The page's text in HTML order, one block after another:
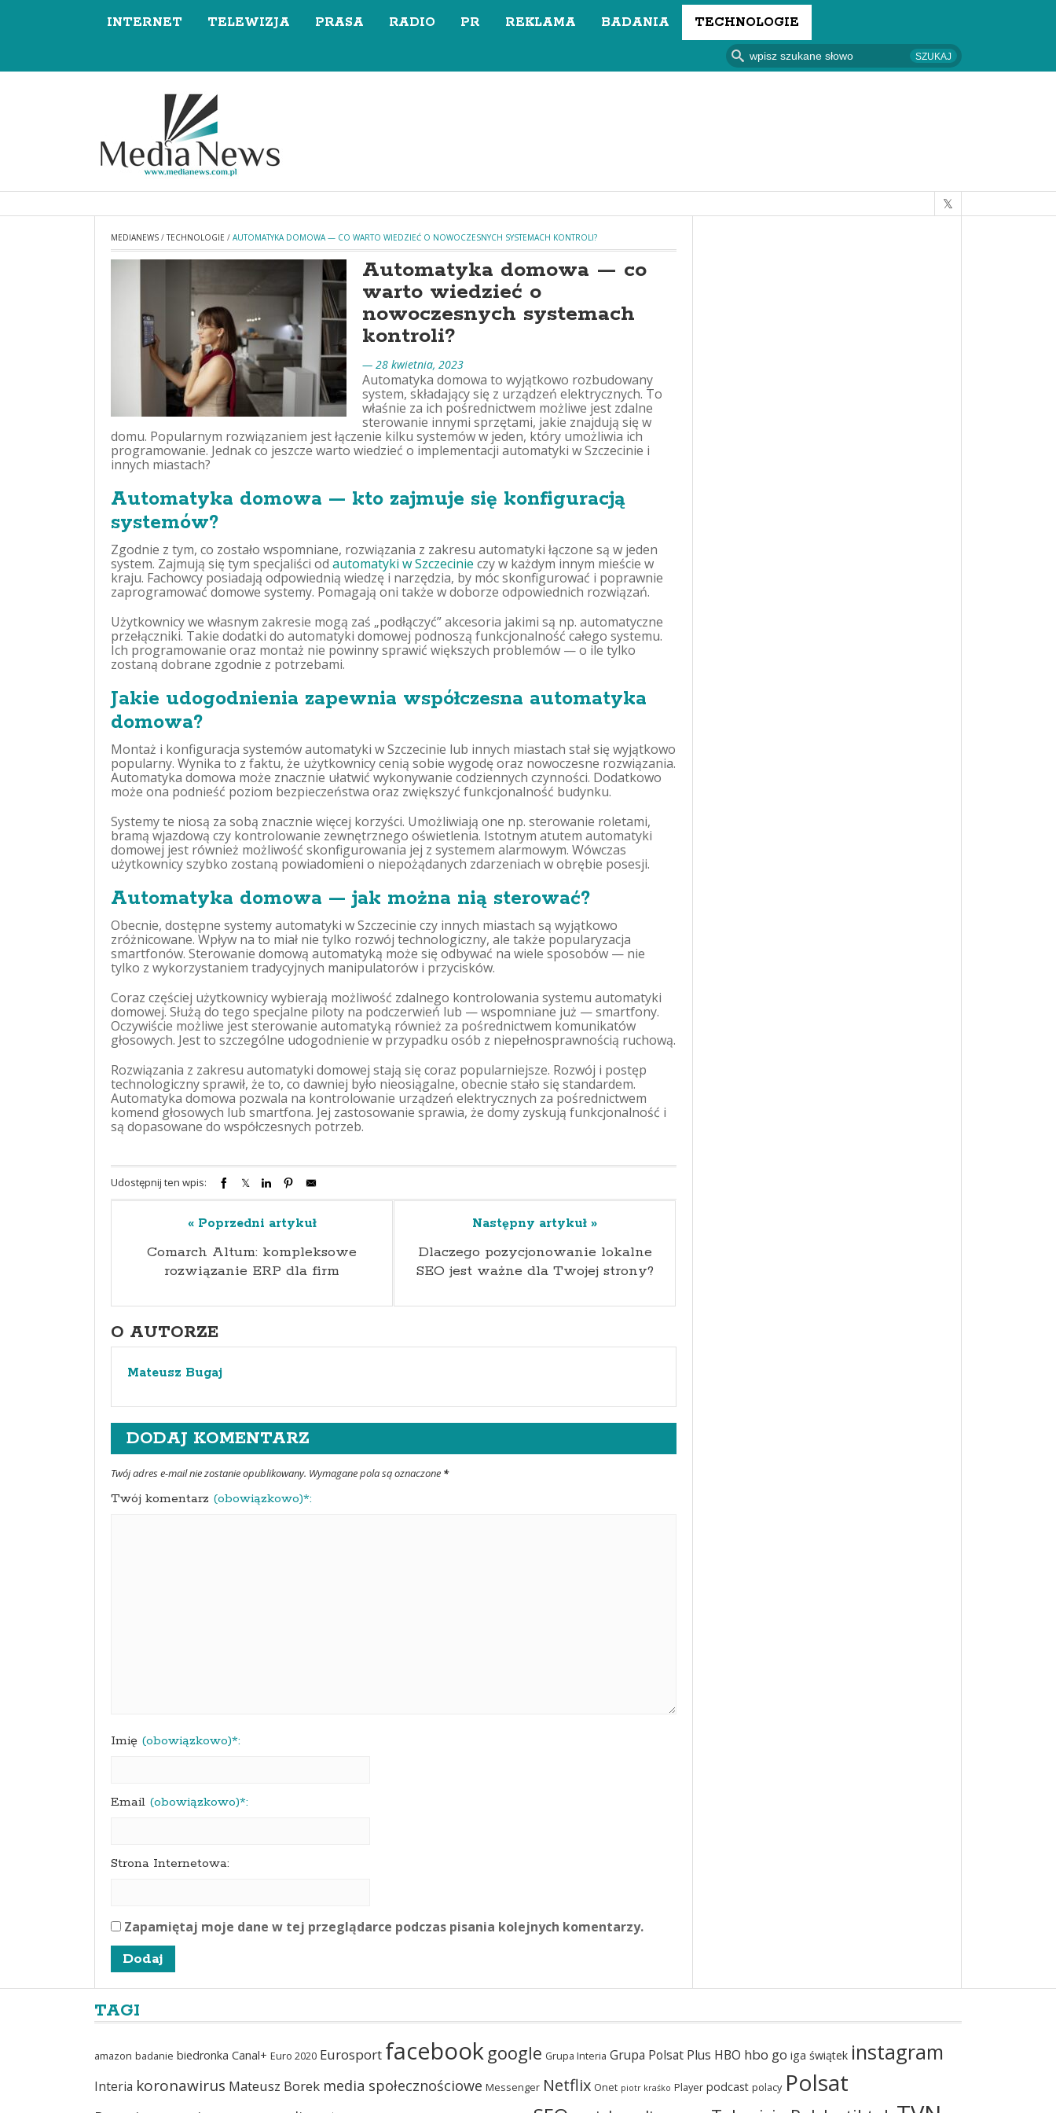
INTERNET TELEWIZJA PRASA RADIO PR REKLAMA BADANIA TECHNOLOGIE
MEDIANEWS /TECHNOLOGIE / AUTOMATYKA DOMOWA — CO WARTO WIEDZIEĆ O NOWOCZESNYCH SYSTEMACH KONTROLI?
Automatyka domowa — co
warto wiedzieć o
nowoczesnych systemach
kontroli?
— 28 kwietnia, 2023
Automatyka domowa to wyjątkowo rozbudowany
system, składający się z urządzeń elektrycznych. To
właśnie za ich pośrednictwem możliwe jest zdalne
sterowanie innymi sprzętami, jakie znajdują się w
domu. Popularnym rozwiązaniem jest łączenie kilku systemów w jeden, który umożliwia ich
programowanie. Jednak co jeszcze warto wiedzieć o implementacji automatyki w Szczecinie i
innych miastach?
Automatyka domowa — kto zajmuje się konfiguracją
systemów?
Zgodnie z tym, co zostało wspomniane, rozwiązania z zakresu automatyki łączone są w jeden
system. Zajmują się tym specjaliści od automatyki w Szczecinie czy w każdym innym mieście w
kraju. Fachowcy posiadają odpowiednią wiedzę i narzędzia, by móc skonfigurować i poprawnie
zaprogramować domowe systemy. Pomagają oni także w doborze odpowiednich rozwiązań.
Użytkownicy we własnym zakresie mogą zaś „podłączyć” akcesoria jakimi są np. automatyczne
przełączniki. Takie dodatki do automatyki domowej podnoszą funkcjonalność całego systemu.
Ich programowanie oraz montaż nie powinny sprawić większych problemów — o ile tylko
zostaną dobrane zgodnie z potrzebami.
Jakie udogodnienia zapewnia współczesna automatyka
domowa?
Montaż i konfiguracja systemów automatyki w Szczecinie lub innych miastach stał się wyjątkowo
popularny. Wynika to z faktu, że użytkownicy cenią sobie wygodę oraz nowoczesne rozwiązania.
Automatyka domowa może znacznie ułatwić wykonywanie codziennych czynności. Dodatkowo
może ona podnieść poziom bezpieczeństwa oraz zwiększyć funkcjonalność budynku.
Systemy te niosą za sobą znacznie więcej korzyści. Umożliwiają one np. sterowanie roletami,
bramą wjazdową czy kontrolowanie zewnętrznego oświetlenia. Istotnym atutem automatyki
domowej jest również możliwość skonfigurowania jej z systemem alarmowym. Wówczas
użytkownicy szybko zostaną powiadomieni o niepożądanych zdarzeniach w obrębie posesji.
Automatyka domowa — jak można nią sterować?
Obecnie, dostępne systemy automatyki w Szczecinie czy innych miastach są wyjątkowo
zróżnicowane. Wpływ na to miał nie tylko rozwój technologiczny, ale także popularyzacja
smartfonów. Sterowanie domową automatyką może się odbywać na wiele sposobów — nie
tylko z wykorzystaniem tradycyjnych manipulatorów i przycisków.
Coraz częściej użytkownicy wybierają możliwość zdalnego kontrolowania systemu automatyki
domowej. Służą do tego specjalne piloty na podczerwień lub — wspomniane już — smartfony.
Oczywiście możliwe jest sterowanie automatyką również za pośrednictwem komunikatów
głosowych. Jest to szczególne udogodnienie w przypadku osób z niepełnosprawnością ruchową.
Rozwiązania z zakresu automatyki domowej stają się coraz popularniejsze. Rozwój i postęp
technologiczny sprawił, że to, co dawniej było nieosiągalne, obecnie stało się standardem.
Automatyka domowa pozwala na kontrolowanie urządzeń elektrycznych za pośrednictwem
komend głosowych lub smartfona. Jej zastosowanie sprawia, że domy zyskują funkcjonalność i
są dopasowane do współczesnych potrzeb.
Udostępnij ten wpis:
« Poprzedni artykuł
Comarch Altum: kompleksowe
rozwiązanie ERP dla firm
Następny artykuł »
Dlaczego pozycjonowanie lokalne
SEO jest ważne dla Twojej strony?
O AUTORZE
Mateusz Bugaj
DODAJ KOMENTARZ
Twój adres e-mail nie zostanie opublikowany. Wymagane pola są oznaczone *
Twój komentarz (obowiązkowo)*:
Imię (obowiązkowo)*:
Email (obowiązkowo)*:
Strona Internetowa:
Zapamiętaj moje dane w tej przeglądarce podczas pisania kolejnych komentarzy.
TAGI
amazon badanie biedronka Canal+ Euro 2020 Eurosport facebook google Grupa Interia Grupa Polsat Plus HBO hbo go iga świątek instagram
Interia koronawirus Mateusz Borek media społecznościowe Messenger Netflix Onet piotr kraśko Player podcast polacy Polsat